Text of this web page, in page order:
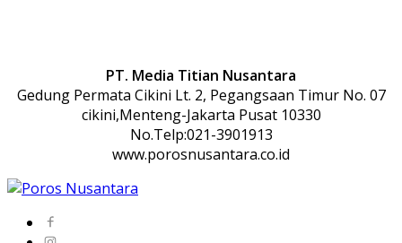
PT. Media Titian Nusantara
Gedung Permata Cikini Lt. 2, Pegangsaan Timur No. 07
cikini,Menteng-Jakarta Pusat 10330
No.Telp:021-3901913
www.porosnusantara.co.id